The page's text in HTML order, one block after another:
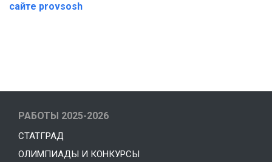
сайте provsosh
РАБОТЫ 2025-2026
СТАТГРАД
ОЛИМПИАДЫ И КОНКУРСЫ